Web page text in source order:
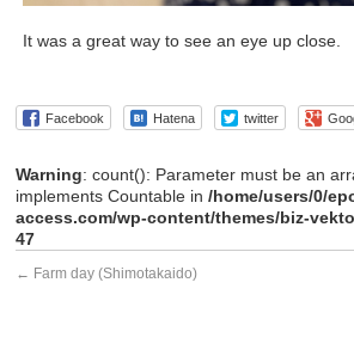
It was a great way to see an eye up close.
Facebook Hatena twitter
Warning: count(): Parameter must be an
implements Countable in/home/users/0/
access.com/wp-content/themes/biz-
47
← Farm day (Shimotakaido)